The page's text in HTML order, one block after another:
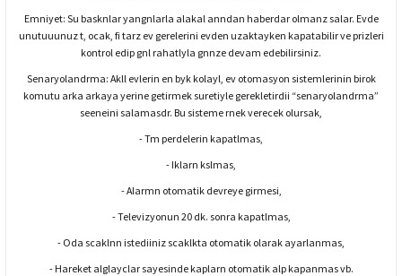
Emniyet: Su basknlar yangnlarla alakal anndan haberdar olmanz salar. Evde
unutuuunuz t, ocak, fi tarz ev gerelerini evden uzaktayken kapatabilir ve prizleri
kontrol edip gnl rahatlyla gnnze devam edebilirsiniz.
Senaryolandrma: Akll evlerin en byk kolayl, ev otomasyon sistemlerinin birok
komutu arka arkaya yerine getirmek suretiyle gerekletirdii “senaryolandrma”
seeneini salamasdr. Bu sisteme rnek verecek olursak,
- Tm perdelerin kapatlmas,
- Iklarn kslmas,
- Alarmn otomatik devreye girmesi,
- Televizyonun 20 dk. sonra kapatlmas,
- Oda scaklnn istediiniz scaklkta otomatik olarak ayarlanmas,
- Hareket alglayclar sayesinde kaplarn otomatik alp kapanmas vb.